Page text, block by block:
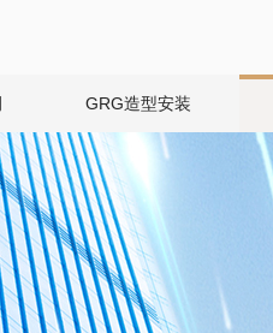
GRG造型安装